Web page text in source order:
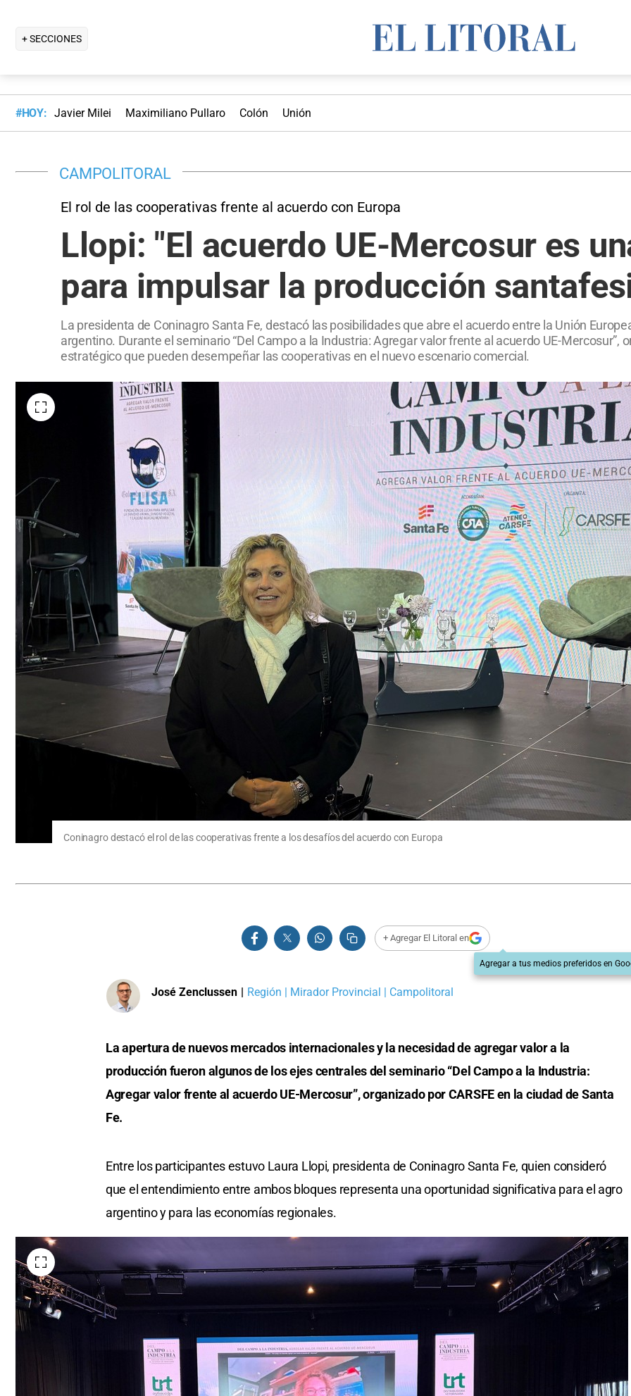
+ SECCIONES
#HOY: Javier Milei Maximiliano Pullaro Colón Unión
CAMPOLITORAL
El rol de las cooperativas frente al acuerdo con Europa
Llopi: "El acuerdo UE-Mercosur es
para impulsar la producción
La presidenta de Coninagro Santa Fe, destacó las posibilidades que abre el acuerdo entre la Unión
argentino. Durante el seminario “Del Campo a la Industria: Agregar valor frente al acuerdo UE-Mercosur”,
estratégico que pueden desempeñar las cooperativas en el nuevo escenario comercial.
Coninagro destacó el rol de las cooperativas frente a los desafíos del acuerdo con Europa
+ Agregar El Litoral en
Agregar a tus medios preferidos en
José Zenclussen | Región | Mirador Provincial | Campolitoral
La apertura de nuevos mercados internacionales y la necesidad de agregar valor a la
producción fueron algunos de los ejes centrales del seminario “Del Campo a la Industria:
Agregar valor frente al acuerdo UE-Mercosur”, organizado por CARSFE en la ciudad de Santa
Fe.
Entre los participantes estuvo Laura Llopi, presidenta de Coninagro Santa Fe, quien consideró
que el entendimiento entre ambos bloques representa una oportunidad significativa para el agro
argentino y para las economías regionales.